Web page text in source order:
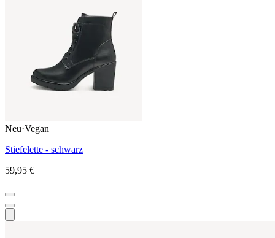
Neu·Vegan
Stiefelette - schwarz
59,95 €